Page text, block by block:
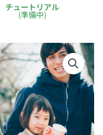
チュートリアル
(準備中)